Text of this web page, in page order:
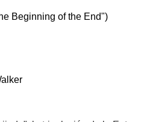
Beginning of the End")